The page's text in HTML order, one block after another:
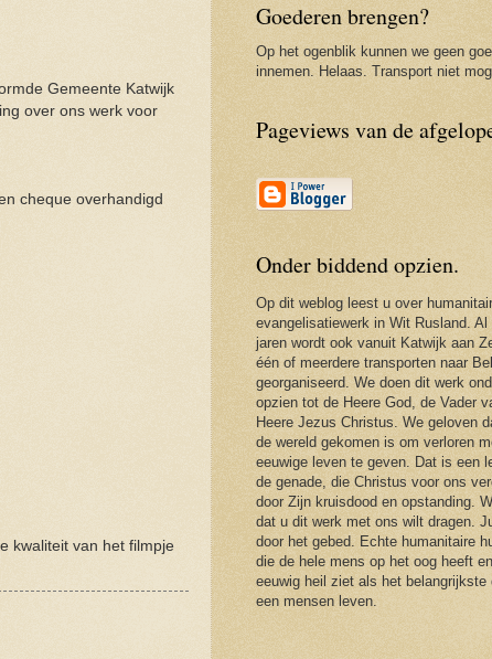
Gemeente Katwijk
over ons werk voor
cheque overhandigd
kwaliteit van het filmpje
Goederen brengen?
Op het ogenblik kunnen we geen
innemen. Helaas. Transport niet
Pageviews van de
Onder biddend opzien.
Op dit weblog leest u over
evangelisatiewerk in Wit Rusland. Al
jaren wordt ook vanuit Katwijk aan
één of meerdere transporten naar
georganiseerd. We doen dit werk
opzien tot de Heere God, de Vader
Heere Jezus Christus. We geloven
de wereld gekomen is om verloren
eeuwige leven te geven. Dat is een
de genade, die Christus voor ons
door Zijn kruisdood en opstanding.
dat u dit werk met ons wilt dragen.
door het gebed. Echte humanitaire
die de hele mens op het oog heeft
eeuwig heil ziet als het belangrijkste
een mensen leven.